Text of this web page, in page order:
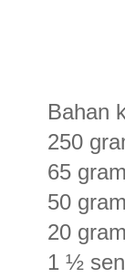
Bahan
250
65
50
20
1 ½